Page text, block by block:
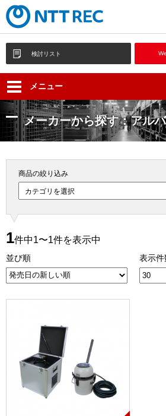
検討リスト
メニュー
メーカーから探す：アル
商品の絞り込み
1件中1〜1件を表示中
並び順 表示件